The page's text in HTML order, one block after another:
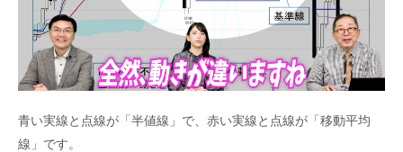
青い実線と点線が「半値線」で、赤い実線と点線が「移動平均
線」です。